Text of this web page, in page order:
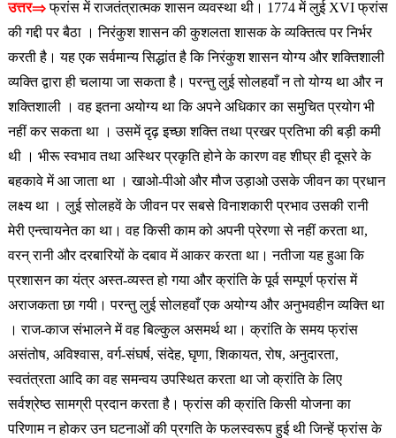
उत्तर⇒फ्रांस में राजतंत्रात्मक शासन व्यवस्था थी। 1774 में लुई XVI फ्रांस
की गद्दी पर बैठा । निरंकुश शासन की कुशलता शासक के व्यक्तित्व पर निर्भर
करती है। यह एक सर्वमान्य सिद्धांत है कि निरंकुश शासन योग्य और शक्तिशाली
व्यक्ति द्वारा ही चलाया जा सकता है। परन्तु लुई सोलहवाँ न तो योग्य था और न
शक्तिशाली । वह इतना अयोग्य था कि अपने अधिकार का समुचित प्रयोग भी
नहीं कर सकता था । उसमें दृढ़ इच्छा शक्ति तथा प्रखर प्रतिभा की बड़ी कमी
थी । भीरू स्वभाव तथा अस्थिर प्रकृति होने के कारण वह शीघ्र ही दूसरे के
बहकावे में आ जाता था । खाओ-पीओ और मौज उड़ाओ उसके जीवन का प्रधान
लक्ष्य था । लुई सोलहवें के जीवन पर सबसे विनाशकारी प्रभाव उसकी रानी
मेरी एन्त्वायनेत का था। वह किसी काम को अपनी प्रेरणा से नहीं करता था,
वरन् रानी और दरबारियों के दबाव में आकर करता था। नतीजा यह हुआ कि
प्रशासन का यंत्र अस्त-व्यस्त हो गया और क्रांति के पूर्व सम्पूर्ण फ्रांस में
अराजकता छा गयी। परन्तु लुई सोलहवाँ एक अयोग्य और अनुभवहीन व्यक्ति था
। राज-काज संभालने में वह बिल्कुल असमर्थ था। क्रांति के समय फ्रांस
असंतोष, अविश्वास, वर्ग-संघर्ष, संदेह, घृणा, शिकायत, रोष, अनुदारता,
स्वतंत्रता आदि का वह समन्वय उपस्थित करता था जो क्रांति के लिए
सर्वश्रेष्ठ सामग्री प्रदान करता है। फ्रांस की क्रांति किसी योजना का
परिणाम न होकर उन घटनाओं की प्रगति के फलस्वरूप हुई थी जिन्हें फ्रांस के